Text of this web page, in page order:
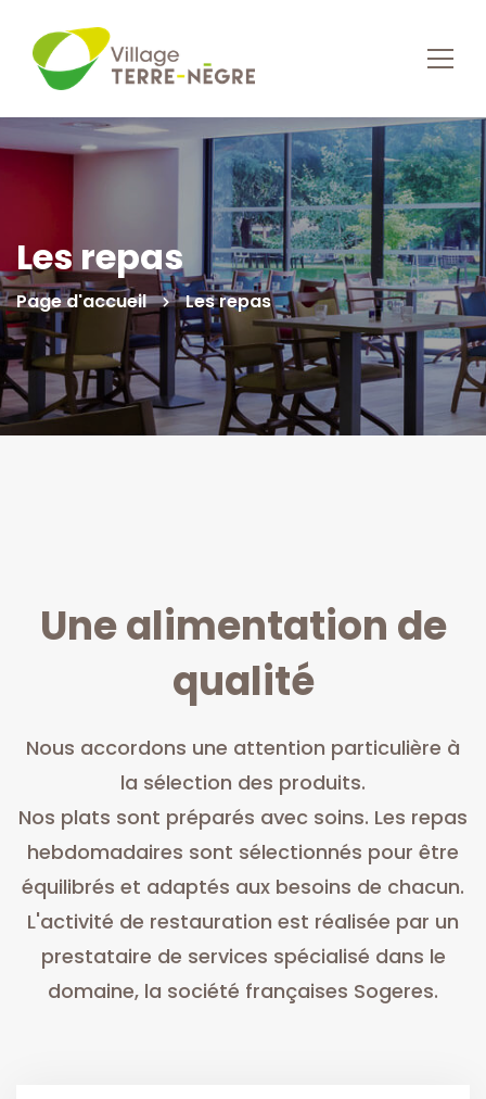
Les repas
Page d'accueil Les repas
Une alimentation de
qualité
Nous accordons une attention particulière à
la sélection des produits.
Nos plats sont préparés avec soins. Les repas
hebdomadaires sont sélectionnés pour être
équilibrés et adaptés aux besoins de chacun.
L'activité de restauration est réalisée par un
prestataire de services spécialisé dans le
domaine, la société françaises Sogeres.